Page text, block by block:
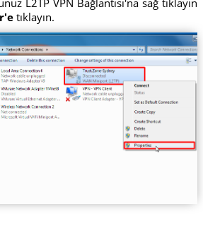
L2TP VPN Bağlantısı'na sağ tıklayın
tıklayın.